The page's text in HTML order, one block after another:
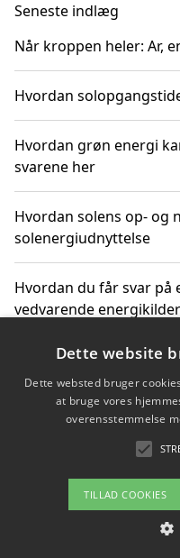
Seneste indlæg
Når kroppen heler: Ar,
Hvordan
Hvordan grøn energi
svarene her
Hvordan solens op- og
solenergiudnyttelse
Hvordan du får svar på
vedvarende energikilder
Om / kontakt
Dette website
Dette websted bruger
at bruge vores
overensstemmelse
TILLAD COOKIES